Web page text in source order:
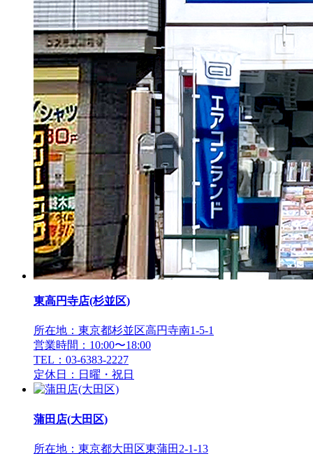
東高円寺店(杉並区)
所在地：東京都杉並区高円寺南1-5-1
営業時間：10:00〜18:00
TEL：03-6383-2227
定休日：日曜・祝日
蒲田店(大田区)
所在地：東京都大田区東蒲田2-1-13